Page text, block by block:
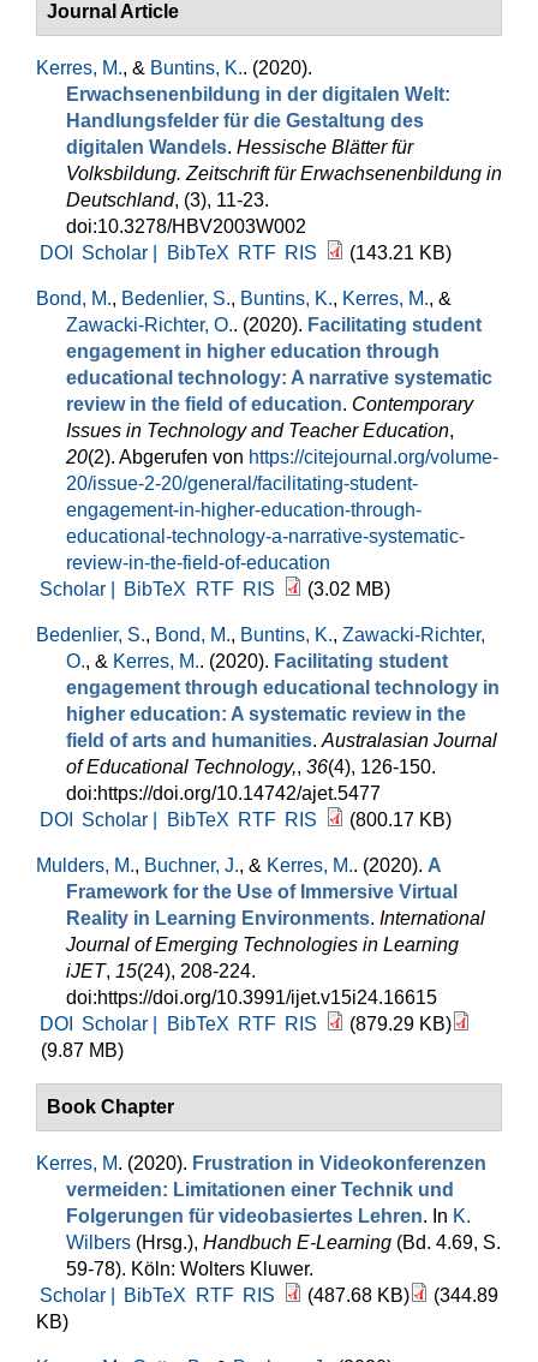
Journal Article
Kerres, M., & Buntins, K.. (2020).
Erwachsenenbildung in der digitalen Welt:
Handlungsfelder für die Gestaltung des
digitalen Wandels. Hessische Blätter für
Volksbildung. Zeitschrift für Erwachsenenbildung in
Deutschland, (3), 11-23.
doi:10.3278/HBV2003W002
DOI
Scholar | BibTeX RTF RIS (143.21 KB)
Bond, M., Bedenlier, S., Buntins, K., Kerres, M., &
Zawacki-Richter, O.. (2020). Facilitating student
engagement in higher education through
educational technology: A narrative systematic
review in the field of education. Contemporary
Issues in Technology and Teacher Education,
20(2). Abgerufen von https://citejournal.org/volume-
20/issue-2-20/general/facilitating-student-
engagement-in-higher-education-through-
educational-technology-a-narrative-systematic-
review-in-the-field-of-education
Scholar |
BibTeX RTF RIS (3.02 MB)
Bedenlier, S., Bond, M., Buntins, K., Zawacki-Richter,
O., & Kerres, M.. (2020). Facilitating student
engagement through educational technology in
higher education: A systematic review in the
field of arts and humanities. Australasian Journal
of Educational Technology,, 36(4), 126-150.
doi:https://doi.org/10.14742/ajet.5477
DOI
Scholar | BibTeX RTF RIS (800.17 KB)
Mulders, M., Buchner, J., & Kerres, M.. (2020). A
Framework for the Use of Immersive Virtual
Reality in Learning Environments. International
Journal of Emerging Technologies in Learning
iJET, 15(24), 208-224.
doi:https://doi.org/10.3991/ijet.v15i24.16615
DOI
Scholar | BibTeX RTF RIS
(879.29 KB)
(9.87 MB)
Book Chapter
Kerres, M. (2020). Frustration in Videokonferenzen
vermeiden: Limitationen einer Technik und
Folgerungen für videobasiertes Lehren. In K.
Wilbers (Hrsg.), Handbuch E-Learning (Bd. 4.69, S.
59-78). Köln: Wolters Kluwer.
Scholar |
BibTeX RTF RIS (487.68 KB)
(344.89
KB)